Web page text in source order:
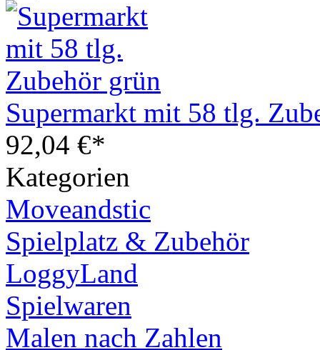
Supermarkt mit 58 tlg.
92,04 €*
Kategorien
Moveandstic
Spielplatz & Zubehör
LoggyLand
Spielwaren
Malen nach Zahlen